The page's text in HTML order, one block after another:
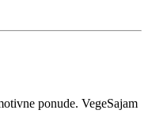
ponude. VegeSajam